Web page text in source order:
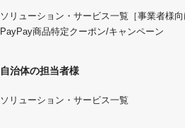
ソリューション・サービス一覧 ［事業者様
PayPay商品特定クーポン/キャンペーン
自治体の担当者様
ソリューション・サービス一覧